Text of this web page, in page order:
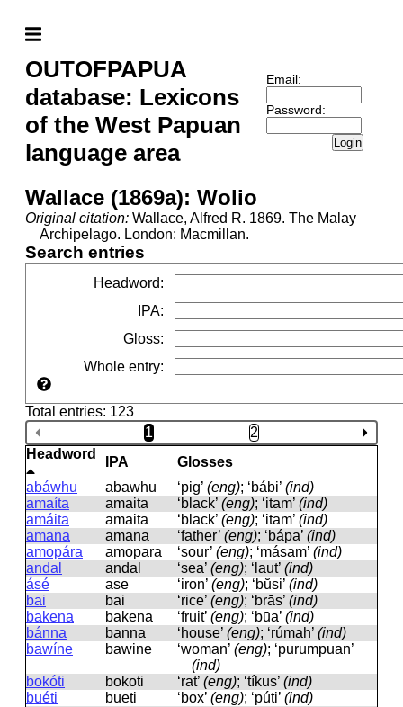
OUTOFPAPUA
database: Lexicons
of the West Papuan
language area
Email:
Password:
Login
Wallace (1869a): Wolio
Original citation: Wallace, Alfred R. 1869. The Malay
Archipelago. London: Macmillan.
Search entries
Headword:
IPA:
Gloss:
Whole entry:
Total entries: 123
1
2
Headword
IPA
Glosses
abáwhu
abawhu ‘pig’ (eng); ‘bábi’ (ind)
amaíta
amaita ‘black’ (eng); ‘itam’ (ind)
amáita
amaita ‘black’ (eng); ‘itam’ (ind)
amana
amana ‘father’ (eng); ‘bápa’ (ind)
amopára
amopara ‘sour’ (eng); ‘másam’ (ind)
andal
andal ‘sea’ (eng); ‘laut’ (ind)
ásé
ase ‘iron’ (eng); ‘bŭsi’ (ind)
bai
bai ‘rice’ (eng); ‘brās’ (ind)
bakena
bakena ‘fruit’ (eng); ‘būa’ (ind)
bánna
banna ‘house’ (eng); ‘rúmah’ (ind)
bawíne
bawine ‘woman’ (eng); ‘purumpuan’
(ind)
bokóti
bokoti ‘rat’ (eng); ‘tíkus’ (ind)
buéti
bueti ‘box’ (eng); ‘púti’ (ind)